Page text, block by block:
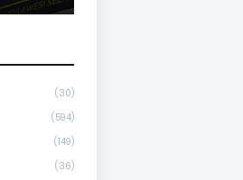
(30)
(594)
(149)
(36)